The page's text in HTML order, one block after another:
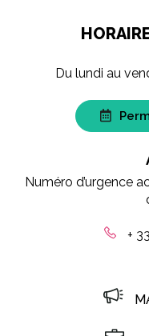
Du lundi au
Numéro d’urgence
+